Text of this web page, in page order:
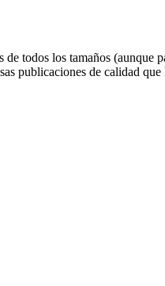
todos los tamaños (aunque
publicaciones de calidad que